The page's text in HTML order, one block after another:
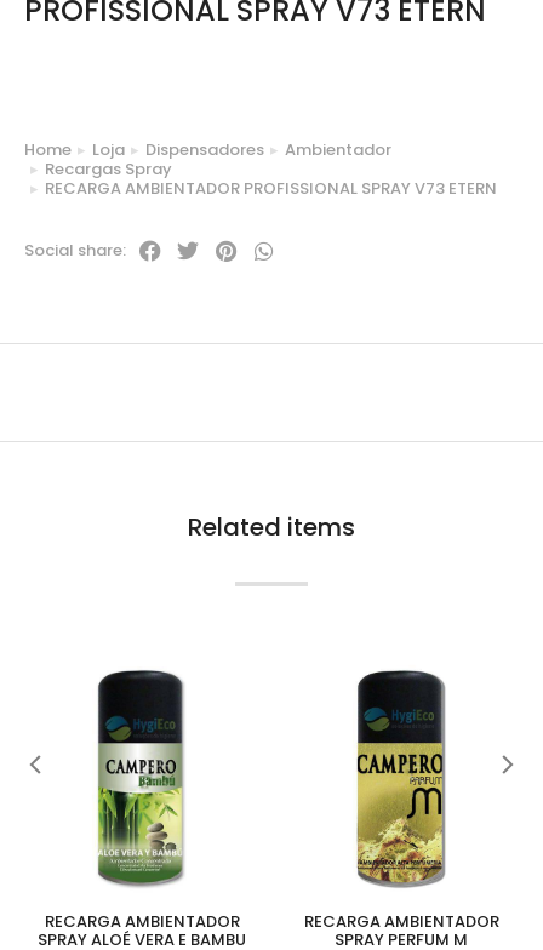
PROFISSIONAL SPRAY V73 ETERN
You are here:
Home Loja Dispensadores
Ambientador
Recargas Spray
RECARGA AMBIENTADOR PROFISSIONAL SPRAY V73 ETERN
Social share:
Related items
RECARGA AMBIENTADOR
SPRAY ALOÉ VERA E BAMBU
RECARGA AMBIENTADOR
SPRAY PERFUM M